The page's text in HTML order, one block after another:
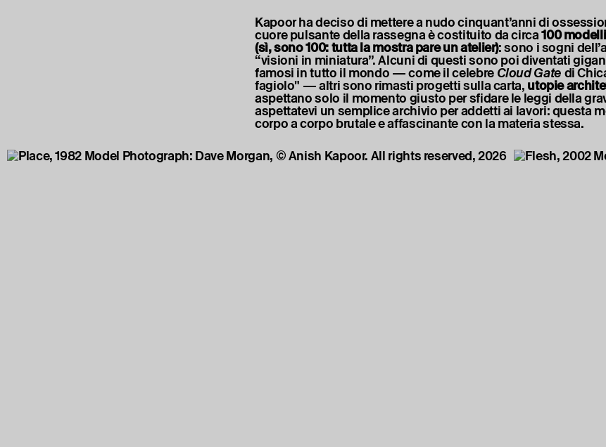
Kapoor ha deciso di mettere a nudo cinquant’anni di
cuore pulsante della rassegna è costituito da circa100
(sì, sono 100: tutta la mostra pare un atelier): sono i sogni
“visioni in miniatura”. Alcuni di questi sono poi diventati
famosi in tutto il mondo — come il celebre Cloud Gate di
fagiolo" — altri sono rimasti progetti sulla carta, utopie
aspettano solo il momento giusto per sfidare le leggi della
aspettatevi un semplice archivio per addetti ai lavori: questa
corpo a corpo brutale e affascinante con la materia stessa.